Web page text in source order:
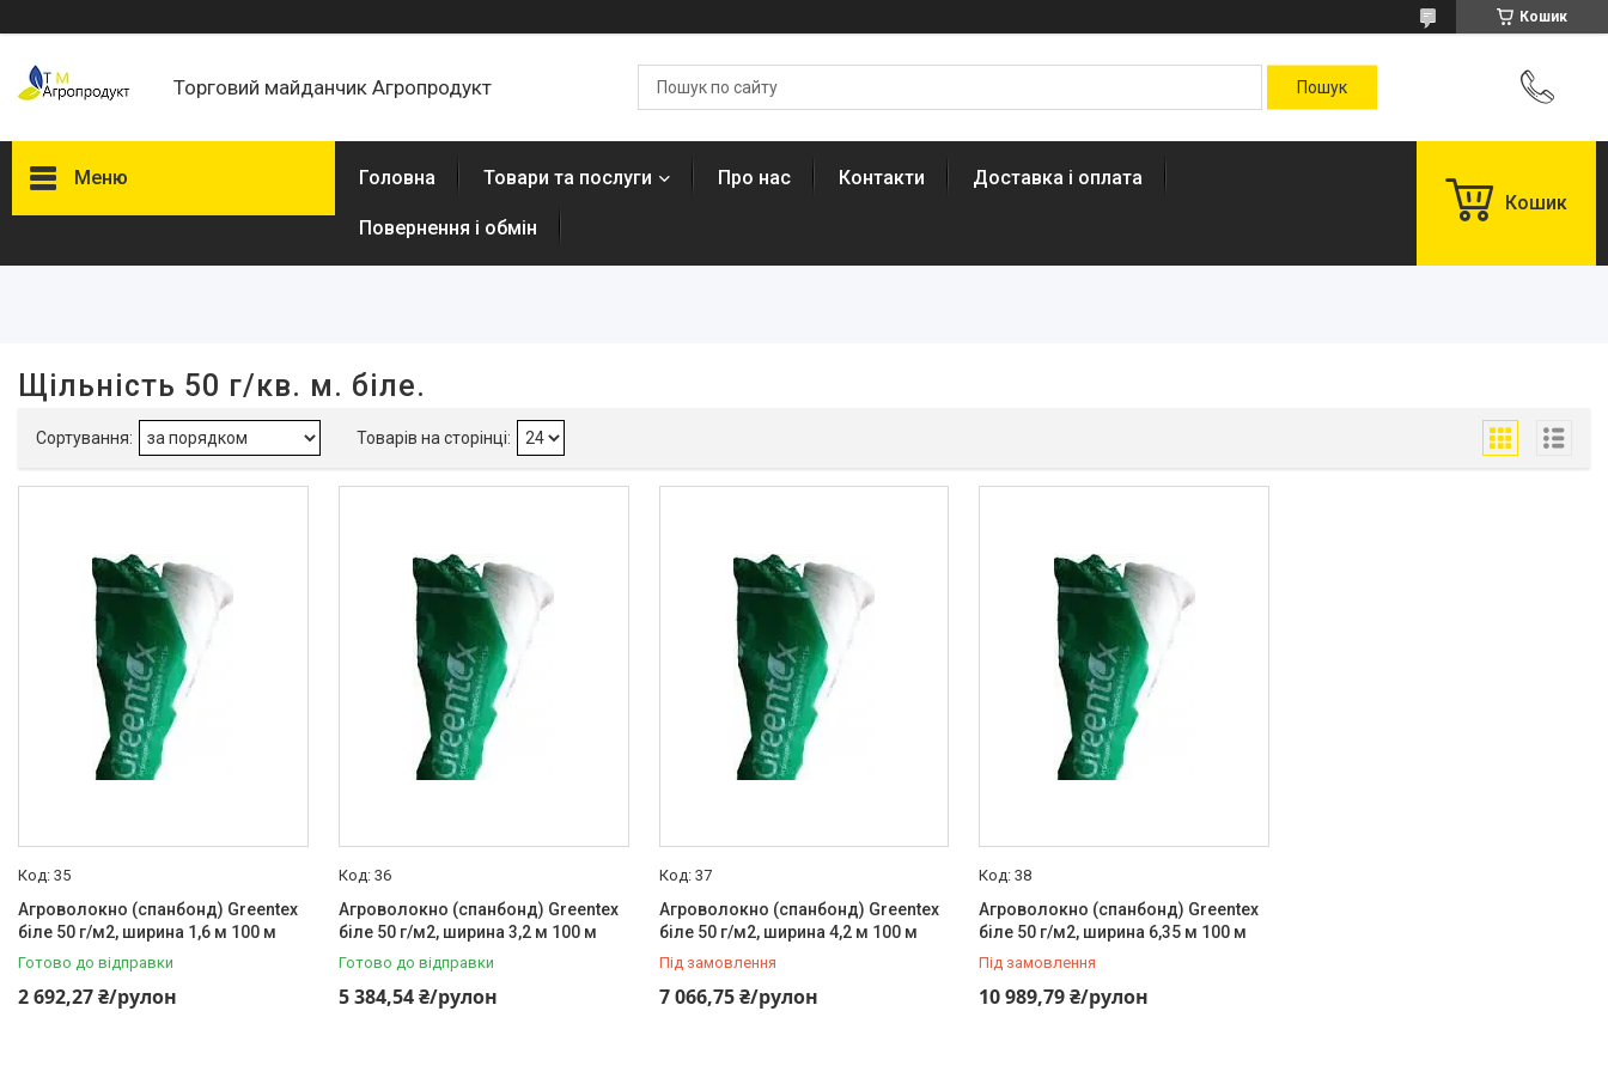
Кошик
Торговий майданчик Агропродукт
Меню
Так 2
Виробник
Товари та послуги
Новини
Відгуки
Доставка та оплата
Головна Товари та послуги Про нас Контакти Доставка і оплата
Повернення і обмін
Кошик
Щільність 50 г/кв. м. біле.
35
Агроволокно (спанбонд) Greentex
біле 50 г/м2, ширина 1,6 м 100 м
Готово до відправки
2 692,27 ₴/рулон
36
Агроволокно (спанбонд) Greentex
біле 50 г/м2, ширина 3,2 м 100 м
Готово до відправки
5 384,54 ₴/рулон
37
Агроволокно (спанбонд) Greentex
біле 50 г/м2, ширина 4,2 м 100 м
Під замовлення
7 066,75 ₴/рулон
38
Агроволокно (спанбонд) Greentex
біле 50 г/м2, ширина 6,35 м 100 м
Під замовлення
10 989,79 ₴/рулон